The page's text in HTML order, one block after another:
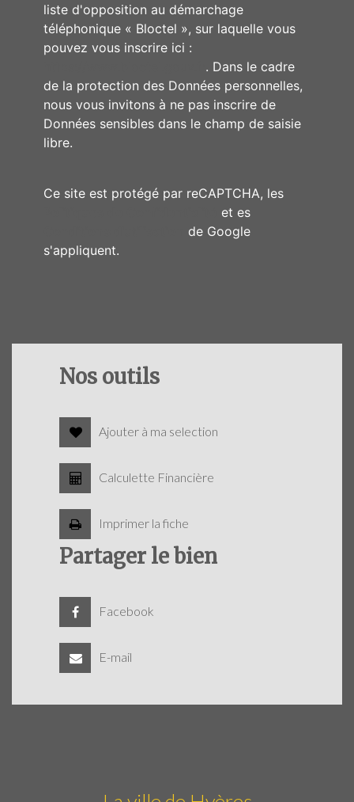
liste d'opposition au démarchage
téléphonique « Bloctel », sur laquelle vous
pouvez vous inscrire ici :
. Dans le cadre
de la protection des Données personnelles,
nous vous invitons à ne pas inscrire de
Données sensibles dans le champ de saisie
libre.
Ce site est protégé par reCAPTCHA, les
et es
de Google
s'appliquent.
Nos outils
Ajouter à ma selection
Calculette Financière
Imprimer la fiche
Partager le bien
Facebook
E-mail